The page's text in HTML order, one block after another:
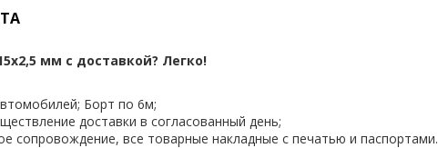
мм с доставкой? Легко!
Борт по 6м;
доставки в согласованный день;
сопровождение, все товарные накладные с печатью и паспортами.